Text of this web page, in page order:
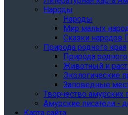
Народы
Народы
Мир малых
Сказки народов
Природа родного края
Природа
Животный и
Экологические
Заповедные
Творчество амурских
Амурские писатели -
Карта сайта